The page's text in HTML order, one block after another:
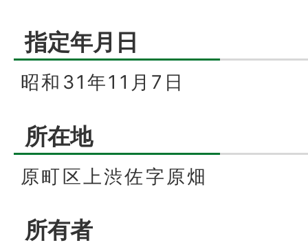
指定年月日
昭和31年11月7日
所在地
原町区上渋佐字原畑
所有者